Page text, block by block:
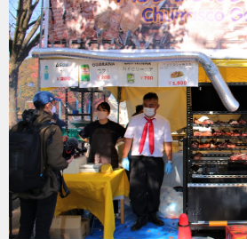
トラベル
サッカー
PEOPLE
ビジネス
コラム